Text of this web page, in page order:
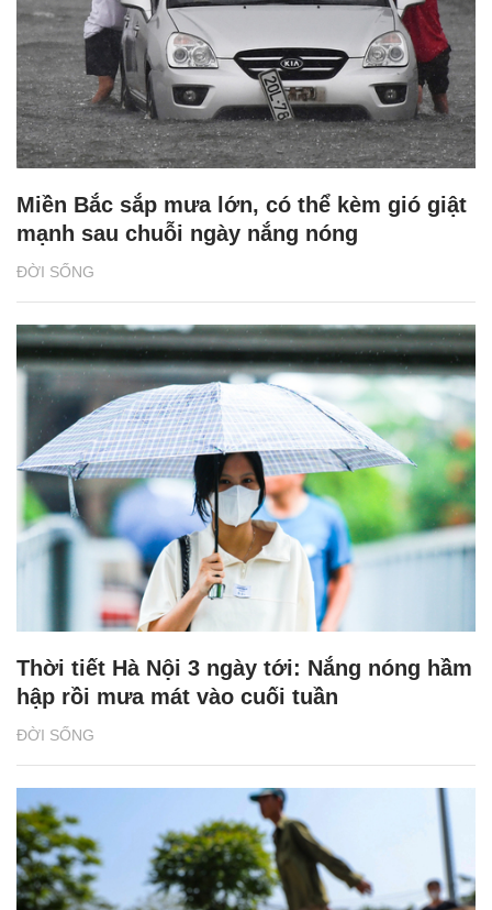
ĐỜI SỐNG
Miền Bắc sắp mưa lớn, có thể kèm gió giật
mạnh sau chuỗi ngày nắng nóng
ĐỜI SỐNG
Thời tiết Hà Nội 3 ngày tới: Nắng nóng hầm
hập rồi mưa mát vào cuối tuần